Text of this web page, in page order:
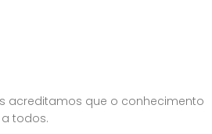
acreditamos que o conhecimento
todos.